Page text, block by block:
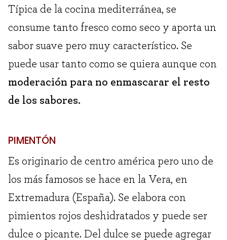
Típica de la cocina mediterránea, se
consume tanto fresco como seco y aporta un
sabor suave pero muy característico. Se
puede usar tanto como se quiera aunque con
moderación para no enmascarar el resto
de los sabores.
PIMENTÓN
Es originario de centro américa pero uno de
los más famosos se hace en la Vera, en
Extremadura (España). Se elabora con
pimientos rojos deshidratados y puede ser
dulce o picante. Del dulce se puede agregar